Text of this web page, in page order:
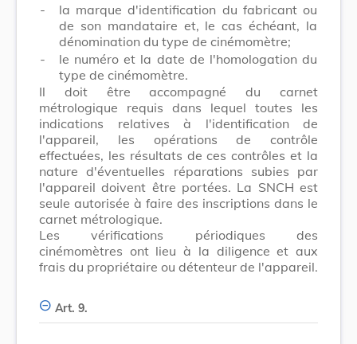
-
la marque d'identification du fabricant ou
de son mandataire et, le cas échéant, la
dénomination du type de cinémomètre;
-
le numéro et la date de l'homologation du
type de cinémomètre.
Il doit être accompagné du carnet
métrologique requis dans lequel toutes les
indications relatives à l'identification de
l'appareil, les opérations de contrôle
effectuées, les résultats de ces contrôles et la
nature d'éventuelles réparations subies par
l'appareil doivent être portées. La SNCH est
seule autorisée à faire des inscriptions dans le
carnet métrologique.
Les vérifications périodiques des
cinémomètres ont lieu à la diligence et aux
frais du propriétaire ou détenteur de l'appareil.
Art. 9.